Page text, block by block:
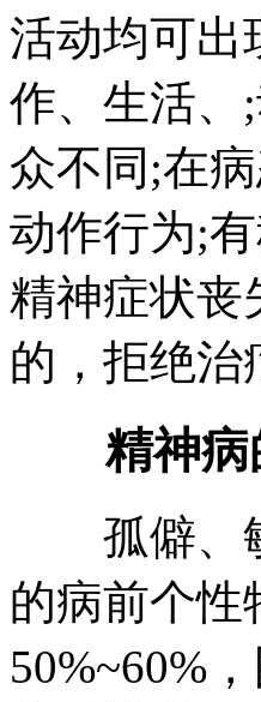
活动均可出
作、生活、
众不同;在
动作行为;
精神症状丧
的，拒绝治
精神病
孤僻、敏
的病前个性
50%~60%